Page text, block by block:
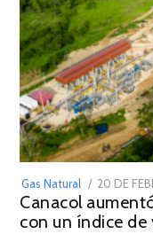
Gas Natural
POSTED
ON
20 DE
Canacol
con un índice de